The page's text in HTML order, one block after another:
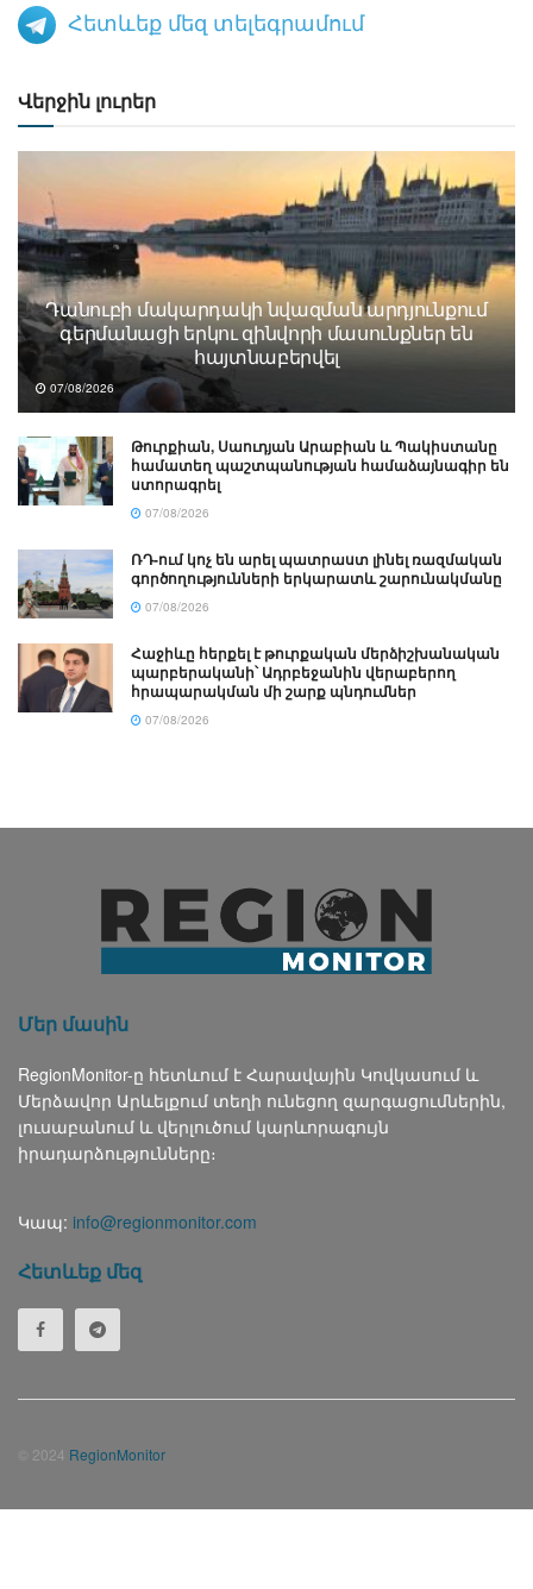
Հետևեք մեզ տելեգրամում
Վերջին լուրեր
Դանուբի մակարդակի նվազման արդյունքում
գերմանացի երկու զինվորի մասունքներ են
հայտնաբերվել
07/08/2026
Թուրքիան, Սաուդյան Արաբիան և Պակիստանը
համատեղ պաշտպանության համաձայնագիր են
ստորագրել
07/08/2026
ՌԴ-ում կոչ են արել պատրաստ լինել ռազմական
գործողությունների երկարատև շարունակմանը
07/08/2026
Հաջիևը հերքել է թուրքական մերձիշխանական
պարբերականի՝ Ադրբեջանին վերաբերող
հրապարակման մի շարք պնդումներ
07/08/2026
Մեր մասին
RegionMonitor-ը հետևում է Հարավային Կովկասում և
Մերձավոր Արևելքում տեղի ունեցող զարգացումներին,
լուսաբանում և վերլուծում կարևորագույն
իրադարձությունները։
Կապ: info@regionmonitor.com
Հետևեք մեզ
© 2024 RegionMonitor